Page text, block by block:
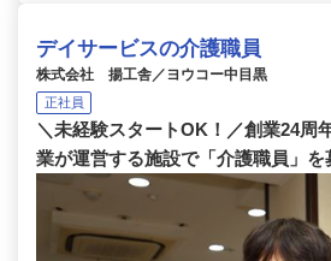
デイサービスの介護職員
株式会社 揚工舎／ヨウコー中目黒
正社員
＼未経験スタートOK！／創業24周
業が運営する施設で「介護職員」を